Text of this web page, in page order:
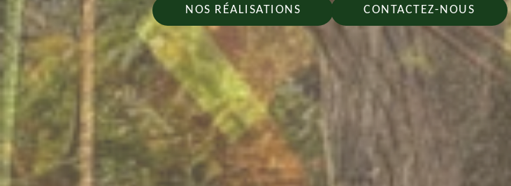
NOS RÉALISATIONS CONTACTEZ-NOUS